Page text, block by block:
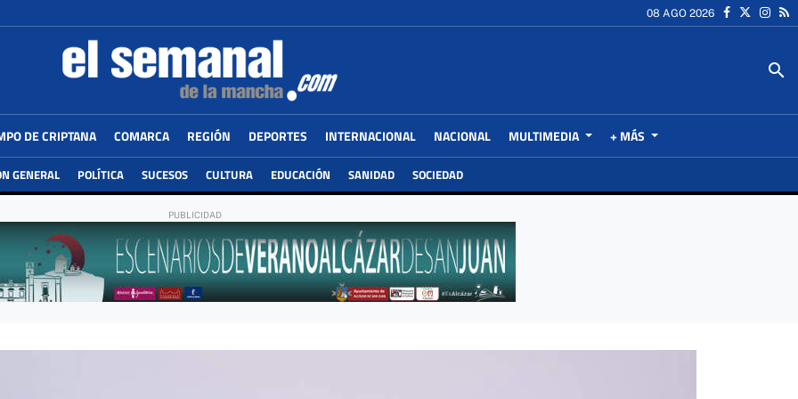
08 AGO 2026
search
DE CRIPTANA COMARCA REGIÓN DEPORTES INTERNACIONAL NACIONAL MULTIMEDIA + MÁS
GENERAL POLÍTICA SUCESOS CULTURA EDUCACIÓN SANIDAD SOCIEDAD